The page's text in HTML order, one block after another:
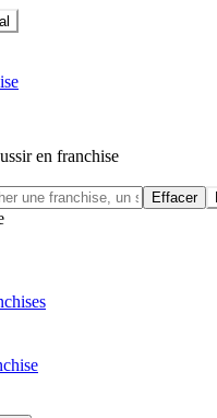
en franchise
Effacer